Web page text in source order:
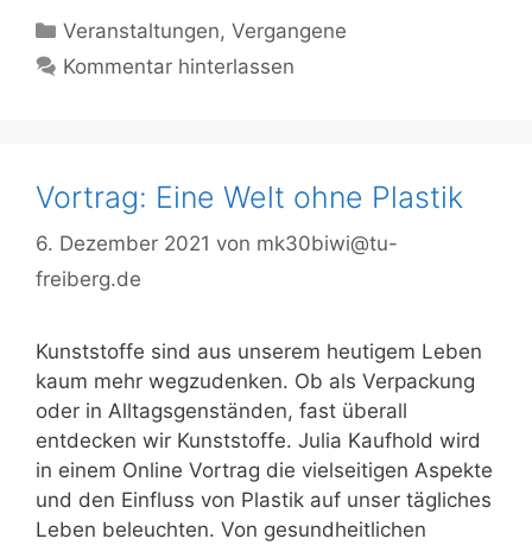
Kategorien
Veranstaltungen,Vergangene
Kommentar hinterlassen
Vortrag: Eine Welt ohne Plastik
6. Dezember 2021 von mk30biwi@tu-
freiberg.de
Kunststoffe sind aus unserem heutigem Leben
kaum mehr wegzudenken. Ob als Verpackung
oder in Alltagsgenständen, fast überall
entdecken wir Kunststoffe. Julia Kaufhold wird
in einem Online Vortrag die vielseitigen Aspekte
und den Einfluss von Plastik auf unser tägliches
Leben beleuchten. Von gesundheitlichen